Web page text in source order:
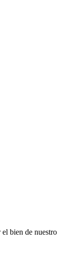
bien de nuestro